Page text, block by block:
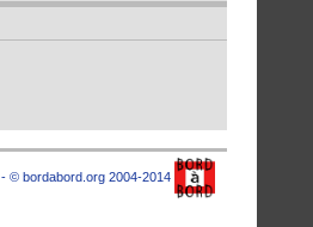
- © bordabord.org 2004-2014